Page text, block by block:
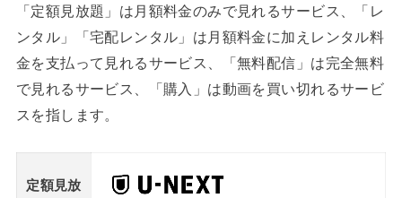
「定額見放題」は月額料金のみで見れるサービス、「レ
ンタル」「宅配レンタル」は月額料金に加えレンタル料
金を支払って見れるサービス、「無料配信」は完全無料
で見れるサービス、「購入」は動画を買い切れるサービ
スを指します。
定額見放